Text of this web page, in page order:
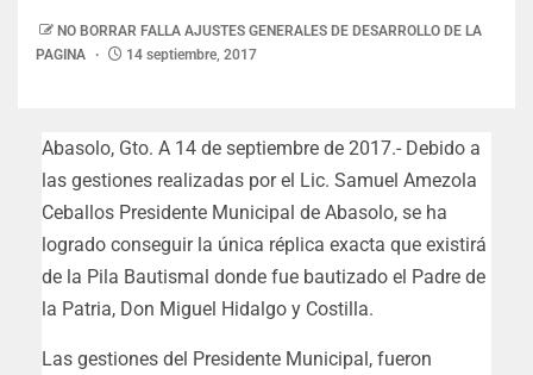
NO BORRAR FALLA AJUSTES GENERALES DE DESARROLLO DE LA
PAGINA
14 septiembre, 2017
Abasolo, Gto. A 14 de septiembre de 2017.- Debido a
las gestiones realizadas por el Lic. Samuel Amezola
Ceballos Presidente Municipal de Abasolo, se ha
logrado conseguir la única réplica exacta que existirá
de la Pila Bautismal donde fue bautizado el Padre de
la Patria, Don Miguel Hidalgo y Costilla.
Las gestiones del Presidente Municipal, fueron